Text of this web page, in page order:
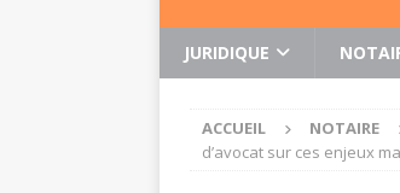
JURIDIQUE
ACCUEIL NOTAIRE
d’avocat sur ces enjeux